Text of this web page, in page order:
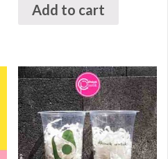
Add to cart